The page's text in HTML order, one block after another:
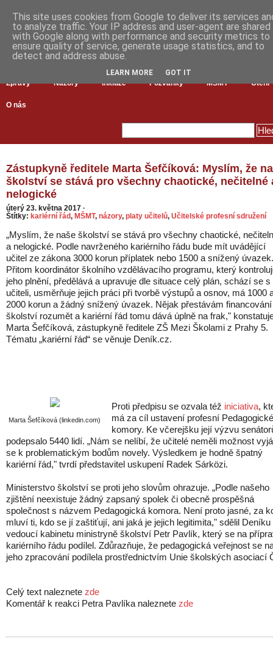
Zprávy Názory Inkluze Pozvánky MŠMT Čtení
O nás
Zástupkyně ředitele Marta Šefčíková: Myslím, že
školství se stává pro všechny chaotické, nečitelné
nelogické
úterý 23. května 2017 ·
Štítky: kariérní řád, MŠMT, názory, platy učitelů, Učitelské profesní sdružení
„Myslím, že naše školství se stává pro všechny chaotické,
a nelogické. Podle navrženého kariérního řádu bude mít uvádějící
učitel ze zákona 3000 korun příplatek nebo 1500 a snížený úvazek.
Přitom koordinátor školního vzdělávacího programu, který
jeho plnění, předělává a upravuje dle situace celý plán, schází se s
učiteli, usměrňuje jejich práci při tvorbě výstupů a osnov, má 1000
2000 korun a žádný snížený úvazek. Nějak přestávám financování
školství rozumět a kariérní řád tomu dává úplně na frak,"
Marta Šefčíková, zástupkyně ředitele ZŠ Mezi Školami z Prahy 5.
Tématu „kariérní řád“ se věnuje Deník.cz.
Marta Šefčíková (linkedin.com)
Proti předpisu se ozvala též iniciativa,
má za cíl ustavení profesní Pedagogické
komory. Ke včerejšku její výzvu
podepsalo 5440 lidí. „Nám se nelíbí, že učitelé neměli možnost
se k problematickým bodům novely. Výsledkem je hodně špatný
kariérní řád," tvrdí představitel uskupení Radek Sárközi.
Ministerstvo školství se proti jeho slovům ohrazuje. „Podle našeho
zjištění neexistuje žádný zapsaný spolek či obecně prospěšná
společnost s názvem Pedagogická komora. Není proto jasné, za
mluví ti, kdo se jí zaštiťují, ani jaká je jejich legitimita," sdělil Deníku
vedoucí kabinetu ministryně školství Petr Pavlík, který se na
kariérního řádu podílel. Zdůrazňuje, že pedagogická veřejnost se
jeho zpracování podílela prostřednictvím Unie školských asociací
Celý text naleznete zde
Komentář k reakci Petra Pavlíka naleznete zde
This site uses cookies from Google to deliver its services
to analyze traffic. Your IP address and user-agent are shared
with Google along with performance and security metrics to
ensure quality of service, generate usage statistics, and to
detect and address abuse.
LEARN MORE GOT IT